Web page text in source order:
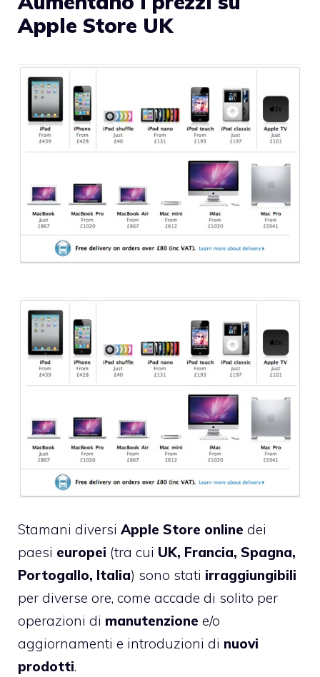
Apple Store UK
Stamani diversi Apple Store online dei
paesi europei (tra cui UK, Francia, Spagna,
Portogallo, Italia) sono stati irraggiungibili
per diverse ore, come accade di solito per
operazioni di manutenzione e/o
aggiornamenti e introduzioni di nuovi
prodotti.